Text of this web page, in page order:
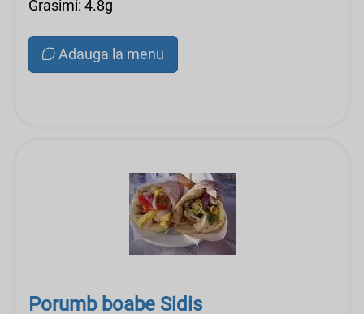
Grasimi: 4.8g
Adauga la menu
Porumb boabe Sidis